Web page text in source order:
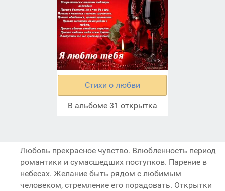
Стихи о любви
В альбоме 31 открытка
Любовь прекрасное чувство. Влюбленность период
романтики и сумасшедших поступков. Парение в
небесах. Желание быть рядом с любимым
человеком, стремление его порадовать. Открытки